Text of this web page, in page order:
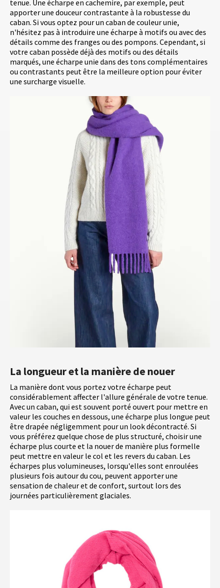
tenue. Une écharpe en cachemire, par exemple, peut
apporter une douceur contrastante à la robustesse du
caban. Si vous optez pour un caban de couleur unie,
n'hésitez pas à introduire une écharpe à motifs ou avec des
détails comme des franges ou des pompons. Cependant, si
votre caban possède déjà des motifs ou des détails
marqués, une écharpe unie dans des tons complémentaires
ou contrastants peut être la meilleure option pour éviter
une surcharge visuelle.
La longueur et la manière de nouer
La manière dont vous portez votre écharpe peut
considérablement affecter l'allure générale de votre tenue.
Avec un caban, qui est souvent porté ouvert pour mettre en
valeur les couches en dessous, une écharpe plus longue peut
être drapée négligemment pour un look décontracté. Si
vous préférez quelque chose de plus structuré, choisir une
écharpe plus courte et la nouer de manière plus formelle
peut mettre en valeur le col et les revers du caban. Les
écharpes plus volumineuses, lorsqu'elles sont enroulées
plusieurs fois autour du cou, peuvent apporter une
sensation de chaleur et de confort, surtout lors des
journées particulièrement glaciales.